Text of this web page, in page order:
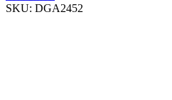
SKU: DGA2452